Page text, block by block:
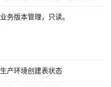
业务版本管理，只读。
生产环境创建表状态